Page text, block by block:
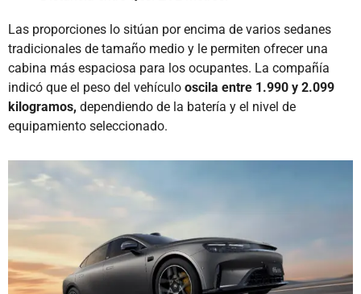
Las proporciones lo sitúan por encima de varios sedanes
tradicionales de tamaño medio y le permiten ofrecer una
cabina más espaciosa para los ocupantes. La compañía
indicó que el peso del vehículo oscila entre 1.990 y 2.099
kilogramos, dependiendo de la batería y el nivel de
equipamiento seleccionado.